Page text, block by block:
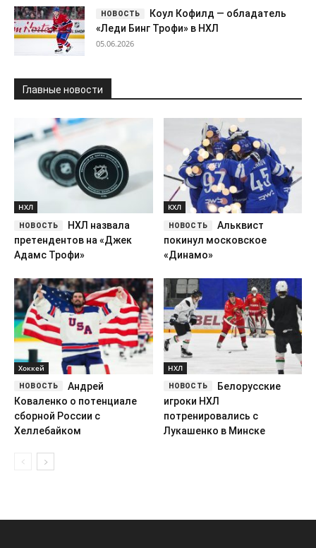
Коул Кофилд — обладатель
«Леди Бинг Трофи» в НХЛ
05.06.2026
Главные новости
НХЛ
НХЛ назвала
претендентов на «Джек
Адамс Трофи»
КХЛ
Альквист
покинул московское
«Динамо»
Хоккей
Андрей
Коваленко о потенциале
сборной России с
Хеллебайком
НХЛ
Белорусские
игроки НХЛ
потренировались с
Лукашенко в Минске